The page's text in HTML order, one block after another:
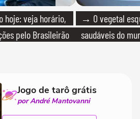
hoje: veja horário,
pelo Brasileirão
→ O vegetal
saudáveis do
Jogo de tarô grátis
por André Mantovanni